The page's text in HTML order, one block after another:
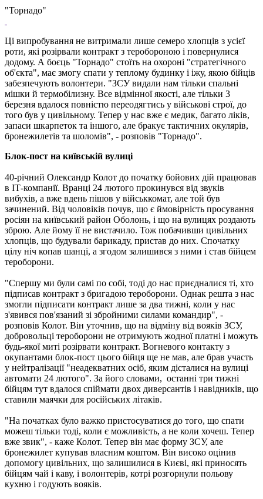
"Торнадо"
Ці випробування не витримали лише семеро хлопців з усієї
роти, які розірвали контракт з теробороною і повернулися
додому. А боєць "Торнадо" стоїть на охороні "стратегічного
об'єкта", має змогу спати у теплому будинку і іжу, якою бійців
забезпечують волонтери. "ЗСУ видали нам тільки спальні
мішки й термобілизну. Все відмінної якості, але тільки 3
березня вдалося повністю переодягтись у військові строї, до
того був у цивільному. Тепер у нас вже є медик, багато ліків,
запаси шкарпеток та іншого, але бракує тактичних окулярів,
бронежилетів та шоломів", - розповів "Торнадо".
Блок-пост на київській вулиці
40-річний Олександр Колот до початку бойових дій працював
в ІТ-компанії. Вранці 24 лютого прокинувся від звуків
вибухів, а вже вдень пішов у військкомат, але той був
зачинений. Від чоловіків почув, що є ймовірність просування
росіян на київський район Оболонь, і що на вулицях роздають
зброю. Але йому її не вистачило. Тож побачивши цивільних
хлопців, що будували барикаду, пристав до них. Спочатку
цілу ніч копав шанці, а згодом залишився з ними і став бійцем
тероборони.
"Спершу ми були самі по собі, тоді до нас приєдналися ті, хто
підписав контракт з бригадою тероборони. Однак решта з нас
змогли підписати контракт лише за два тижні, коли у нас
з'явився пов'язаний зі збройними силами командир", -
розповів Колот. Він уточнив, що на відміну від вояків ЗСУ,
добровольці тероборони не отримують жодної платні і можуть
будь-якої миті розірвати контракт. Вогневого контакту з
окупантами блок-пост цього бійця ще не мав, але брав участь
у нейтралізації "неадекватних осіб, яким дісталися на вулиці
автомати 24 лютого". За його словами, останні три тижні
бійцям тут вдалося спіймати двох диверсантів і навідників, що
ставили маячки для російських літаків.
"На початках було важко пристосуватися до того, що спати
можеш тільки тоді, коли є можливість, а не коли хочеш. Тепер
вже звик", - каже Колот. Тепер він має форму ЗСУ, але
бронежилет купував власним коштом. Він високо оцінив
допомогу цивільних, що залишилися в Києві, які приносять
бійцям чай і каву, і волонтерів, котрі розгорнули польову
кухню і годують вояків.